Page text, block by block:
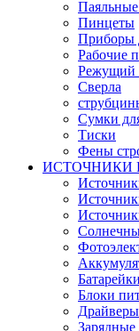
Пинцеты
Приборы
Рабочие
Режущий
Сверла
Сумки
Тиски
Фены
ИСТОЧНИКИ
Батарейки
Блоки
Драйверы
Зарядные